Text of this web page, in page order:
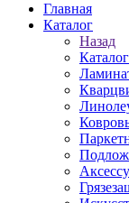
Главная
Каталог
Назад
Каталог